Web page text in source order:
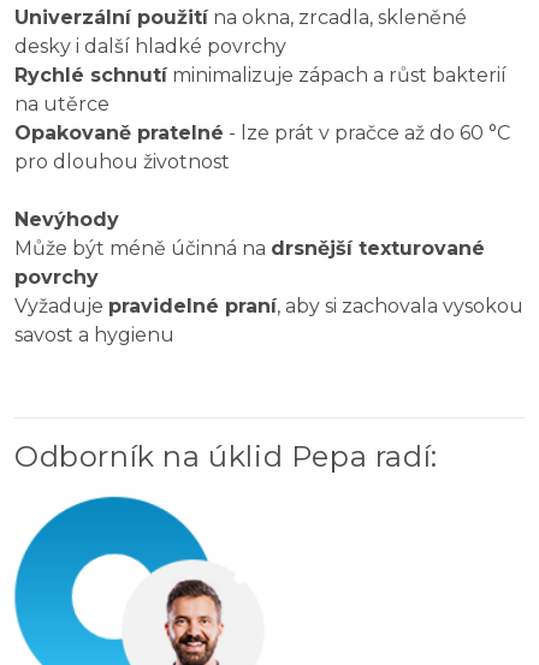
Univerzální použitína okna, zrcadla, skleněné
desky i další hladké povrchy
Rychlé schnutíminimalizuje zápach a růst bakterií
na utěrce
Opakovaně pratelné - lze prát v pračce až do 60 °C
pro dlouhou životnost
Nevýhody
Může být méně účinná na drsnější texturované
povrchy
Vyžaduje pravidelné praní, aby si zachovala vysokou
savost a hygienu
Odborník na úklid Pepa radí: